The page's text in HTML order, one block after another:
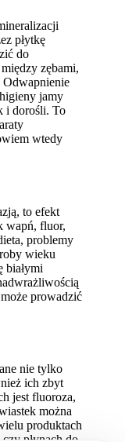
płytkę
do
zębami,
Odwapnienie
jamy
i dorośli. To
wtedy
to efekt
wapń, fluor,
problemy
wieku
białymi
prowadzić
nie tylko
ich zbyt
jest fluoroza,
można
produktach